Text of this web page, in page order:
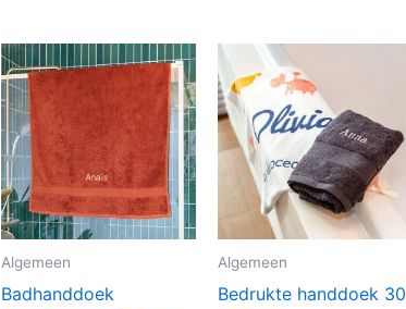
Algemeen
Badhanddoek
Algemeen
Bedrukte handdoek 30